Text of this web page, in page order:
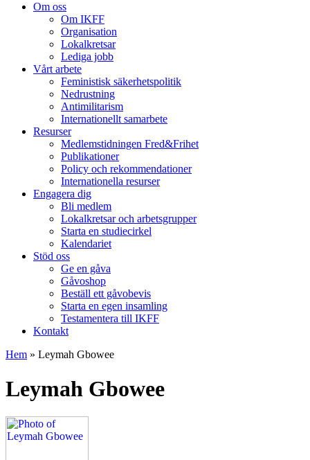
Om oss
Om IKFF
Organisation
Lokalkretsar
Lediga jobb
Vårt arbete
Feministisk säkerhetspolitik
Nedrustning
Antimilitarism
Internationellt samarbete
Resurser
Medlemstidningen Fred&Frihet
Publikationer
Policy och rekommendationer
Internationella resurser
Engagera dig
Bli medlem
Lokalkretsar och arbetsgrupper
Starta en studiecirkel
Kalendariet
Stöd oss
Ge en gåva
Gåvoshop
Beställ ett gåvobevis
Starta en egen insamling
Testamentera till IKFF
Kontakt
Hem » Leymah Gbowee
Leymah Gbowee